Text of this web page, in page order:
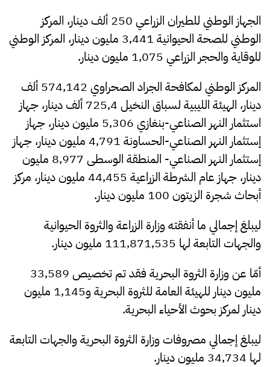
الجهاز الوطني للطيران الزراعي 250 ألف دينار، المركز
الوطني للصحة الحيوانية 3,441 مليون دينار، المركز الوطني
للوقاية والحجر الزراعي 1,075 مليون دينار.
المركز الوطني لمكافحة الجراد الصحراوي 574,142 ألف
دينار، الهيئة الليبية لسباق النخيل 725,4 ألف دينار، جهاز
استثمار النهر الصناعي-بنغازي 5,306 مليون دينار، جهاز
إستثمار النهر الصناعي-الحساونة 4,791 مليون دينار، جهاز
إستثمار النهر الصناعي- المنطقة الوسطى 8,977 مليون
دينار، جهاز عام الشرطة الزراعية 44,455 مليون دينار، مركز
أبحاث شجرة الزيتون 100 مليون دينار.
ليبلغ إجمالي ما أنفقته وزارة الزراعة والثروة الحيوانية
والجهات التابعة لها 111,871,535 مليون دينار.
أمّا عن وزارة الثروة البحرية فقد تم تخصيص 33,589
مليون دينار للهيئة العامة للثروة البحرية و1,145 مليون
دينار لمركز بحوث الأحياء البحرية.
ليبلغ إجمالي مصروفات وزارة الثروة البحرية والجهات التابعة
لها 34,734 مليون دينار.